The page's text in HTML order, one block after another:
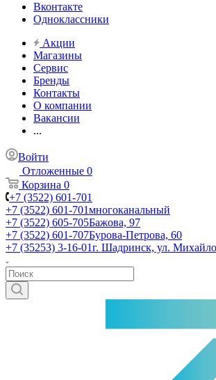
Вконтакте
Одноклассники
Акции
Магазины
Сервис
Бренды
Контакты
О компании
Вакансии
...
Войти
Отложенные 0
Корзина 0
+7 (3522) 601-701
+7 (3522) 601-701многоканальный
+7 (3522) 605-705Бажова, 97
+7 (3522) 601-707Бурова-Петрова, 60
+7 (35253) 3-16-01г. Шадринск, ул.